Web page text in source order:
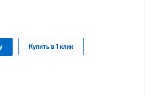
Купить в 1 клик